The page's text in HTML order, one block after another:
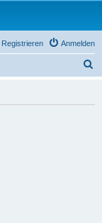
Anmelden
Registrieren